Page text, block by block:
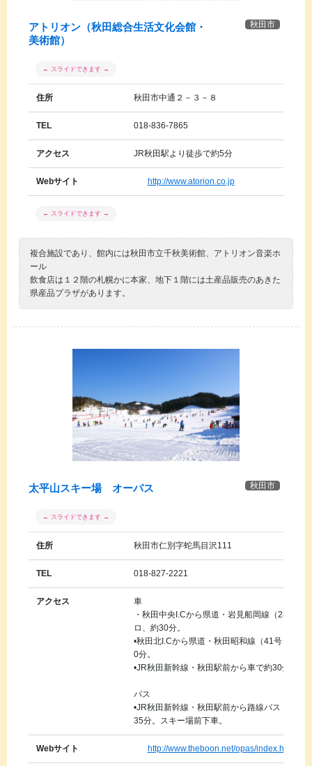
秋田市
アトリオン（秋田総合生活文化会館・
美術館）
住所 秋田市中通２－３－８
TEL 018-836-7865
アクセス JR秋田駅より徒歩で約5分
Webサイト http://www.atorion.co.jp
複合施設であり、館内には秋田市立千秋美術館、アトリオン音楽ホ
ール
飲食店は１２階の札幌かに本家、地下１階には土産品販売のあきた
県産品プラザがあります。
秋田市
太平山スキー場 オーパス
住所 秋田市仁別字蛇馬目沢111
TEL 018-827-2221
アクセス
車
・秋田中央I.Cから県道・岩見船岡線（28号）
ロ、約30分。
•秋田北I.Cから県道・秋田昭和線（41号）お
0分。
•JR秋田新幹線・秋田駅前から車で約30分。
バス
•JR秋田新幹線・秋田駅前から路線バス（仁
35分。スキー場前下車。
Webサイト http://www.theboon.net/opas/index.html